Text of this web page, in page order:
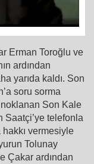
Erman Toroğlu ve
ardından
yarıda kaldı. Son
soru sorma
noklanan Son Kale
Saatçi’ye telefonla
vermesiyle
Tolunay
Çakar ardından